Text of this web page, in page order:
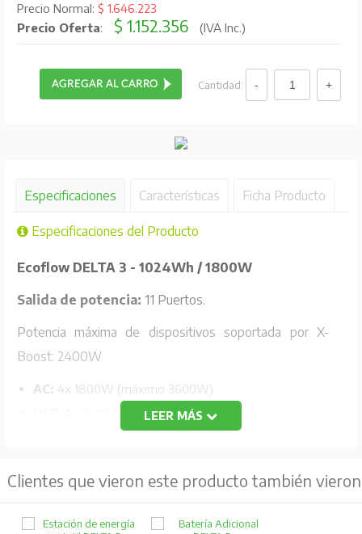
Precio Normal: $ 1.646.223
Precio Oferta: $ 1.152.356 (IVA Inc.)
Cantidad:
Especificaciones Características Ficha Producto
Especificaciones del Producto
Ecoflow DELTA 3 - 1024Wh / 1800W
Salida de potencia: 11 Puertos.
Potencia máxima de dispositivos soportada por X-
Boost: 2400W
AC: 4x 1800W (máximo 3600W)
2x 18W máx. (carga rápida)
Salida automóvil: 1x 12,6V – 10A (126W máx.)
Entrada:
LEER MÁS
Clientes que vieron este producto también vieron